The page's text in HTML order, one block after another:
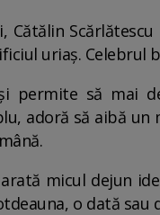
Cătălin
uriaș. Celebrul
permite să mai
adoră să aibă
micul dejun
o dată sau